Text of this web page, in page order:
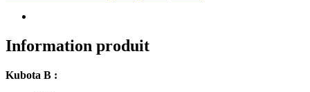
Information produit
Kubota B :